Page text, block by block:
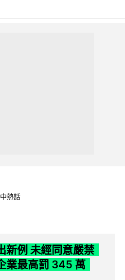
熱話
新例 未經同意嚴禁
業最高罰 345 萬